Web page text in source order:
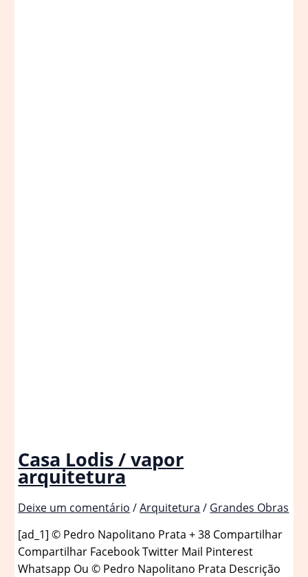
Casa Lodis / vapor
arquitetura
Deixe um comentário /Arquitetura / Grandes Obras
[ad_1] © Pedro Napolitano Prata + 38 Compartilhar
Compartilhar Facebook Twitter Mail Pinterest
Whatsapp Ou © Pedro Napolitano Prata Descrição